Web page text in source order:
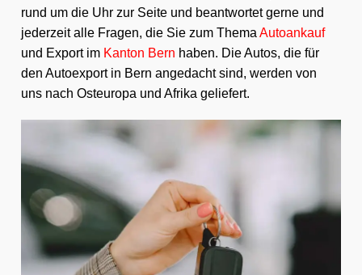
rund um die Uhr zur Seite und beantwortet gerne und
jederzeit alle Fragen, die Sie zum ThemaAutoankauf
und Export im Kanton Bern haben. Die Autos, die für
den Autoexport in Bern angedacht sind, werden von
uns nach Osteuropa und Afrika geliefert.